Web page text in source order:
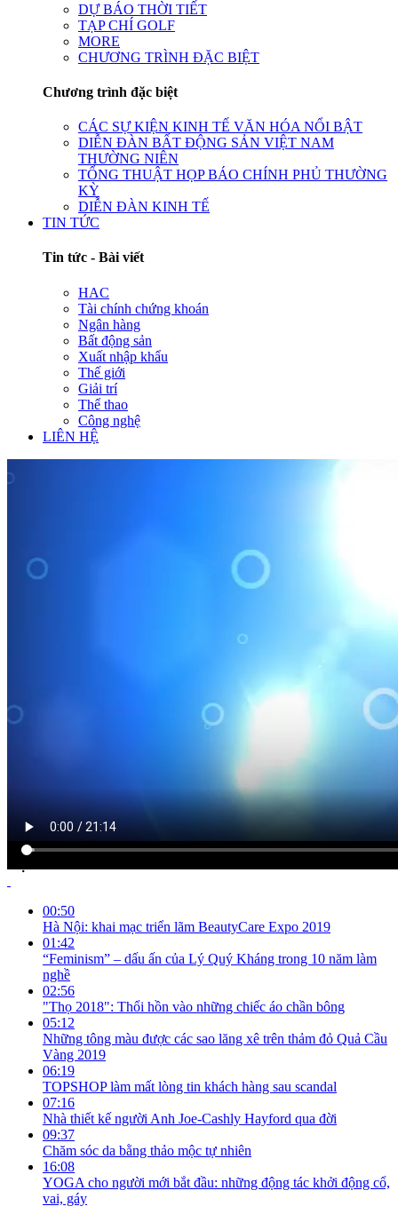
DỰ BÁO THỜI TIẾT
TẠP CHÍ GOLF
MORE
CHƯƠNG TRÌNH ĐẶC BIỆT
Chương trình đặc biệt
CÁC SỰ KIỆN KINH TẾ VĂN HÓA NỔI BẬT
DIỄN ĐÀN BẤT ĐỘNG SẢN VIỆT NAM
THƯỜNG NIÊN
TỔNG THUẬT HỌP BÁO CHÍNH PHỦ THƯỜNG
KỲ
DIỄN ĐÀN KINH TẾ
TIN TỨC
Tin tức - Bài viết
HAC
Tài chính chứng khoán
Ngân hàng
Bất động sản
Xuất nhập khẩu
Thế giới
Giải trí
Thể thao
Công nghệ
LIÊN HỆ
00:50
Hà Nội: khai mạc triển lãm BeautyCare Expo 2019
01:42
“Feminism” – dấu ấn của Lý Quý Kháng trong 10 năm làm
nghề
02:56
"Thọ 2018": Thổi hồn vào những chiếc áo chần bông
05:12
Những tông màu được các sao lăng xê trên thảm đỏ Quả Cầu
Vàng 2019
06:19
TOPSHOP làm mất lòng tin khách hàng sau scandal
07:16
Nhà thiết kế người Anh Joe-Cashly Hayford qua đời
09:37
Chăm sóc da bằng thảo mộc tự nhiên
16:08
YOGA cho người mới bắt đầu: những động tác khởi động cổ,
vai, gáy